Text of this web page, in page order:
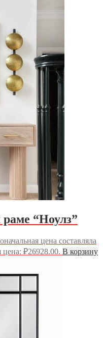
раме “Ноулз”
цена составляла
цена: ₽26928.00. В корзину